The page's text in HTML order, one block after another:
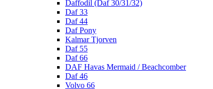
Daffodil (Daf 30/31/32)
Daf 33
Daf 44
Daf Pony
Kalmar Tjorven
Daf 55
Daf 66
DAF Havas Mermaid / Beachcomber
Daf 46
Volvo 66